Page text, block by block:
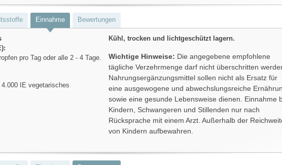
Einnahme Bewertungen
pro Tag oder alle 2 - 4 Tage.
IE vegetarisches
Kühl, trocken und lichtgeschützt lagern.
Wichtige Hinweise: Die angegebene empfohlene
tägliche Verzehrmenge darf nicht überschritten
Nahrungsergänzungsmittel sollen nicht als Ersatz für
eine ausgewogene und abwechslungsreiche
sowie eine gesunde Lebensweise dienen. Einnahme
Kindern, Schwangeren und Stillenden nur nach
Rücksprache mit einem Arzt. Außerhalb der
von Kindern aufbewahren.